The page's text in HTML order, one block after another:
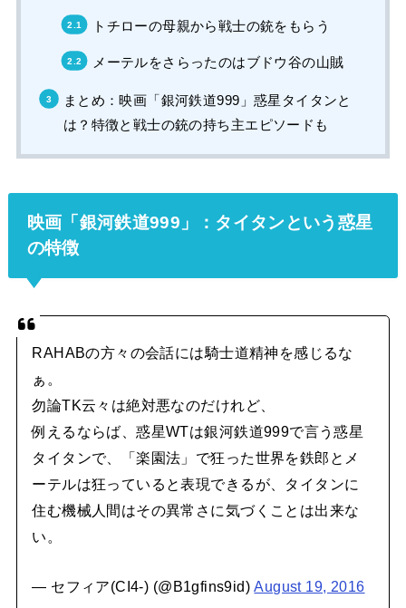
トチローの母親から戦士の銃をもらう
メーテルをさらったのはブドウ谷の山賊
まとめ：映画「銀河鉄道999」惑星タイタンと
は？特徴と戦士の銃の持ち主エピソードも
映画「銀河鉄道999」：タイタンという惑星
の特徴
RAHABの方々の会話には騎士道精神を感じるな
ぁ。
勿論TK云々は絶対悪なのだけれど、
例えるならば、惑星WTは銀河鉄道999で言う惑星
タイタンで、「楽園法」で狂った世界を鉄郎とメ
ーテルは狂っていると表現できるが、タイタンに
住む機械人間はその異常さに気づくことは出来な
い。
— セフィア(CI4-) (@B1gfins9id)August 19, 2016